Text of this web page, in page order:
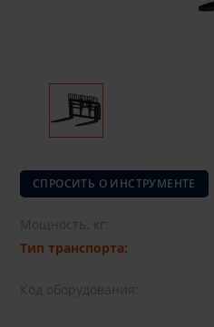
СПРОСИТЬ О ИНСТРУМЕНТЕ
Мощность, кг:
Тип транспорта:
Код оборудования: